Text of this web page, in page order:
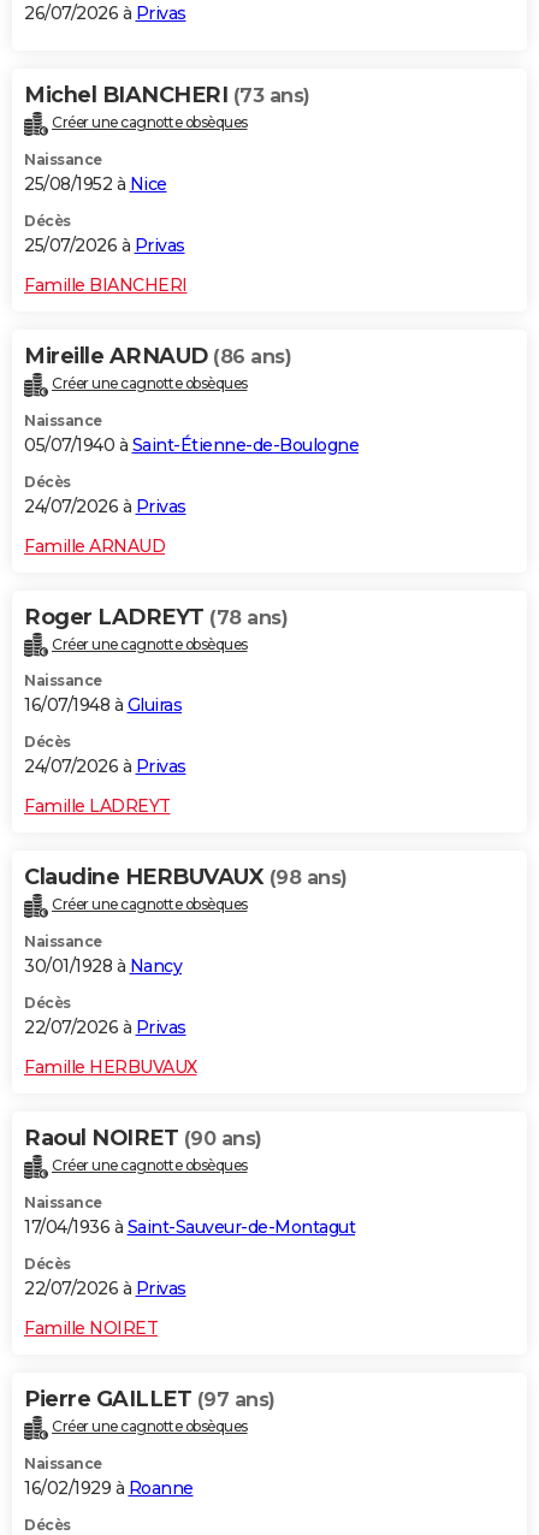
S'inscrire
Se connecter
Lycées
Collèges
Primaires
Universités
Entreprises
Service militaire
Avis de recherche
AVIS DE DÉCÈS
Bricolage
Lifestyle
Culture
Sport
Auto
Television
Voyage
Cinema
26/07/2026 à Privas
Michel BIANCHERI (73 ans)
Créer une cagnotte obsèques
Naissance
25/08/1952 à Nice
Décès
25/07/2026 à Privas
Famille BIANCHERI
Mireille ARNAUD (86 ans)
Créer une cagnotte obsèques
Naissance
05/07/1940 à Saint-Étienne-de-Boulogne
Décès
24/07/2026 à Privas
Famille ARNAUD
Roger LADREYT (78 ans)
Créer une cagnotte obsèques
Naissance
16/07/1948 à Gluiras
Décès
24/07/2026 à Privas
Famille LADREYT
Claudine HERBUVAUX (98 ans)
Créer une cagnotte obsèques
Naissance
30/01/1928 à Nancy
Décès
22/07/2026 à Privas
Famille HERBUVAUX
Raoul NOIRET (90 ans)
Créer une cagnotte obsèques
Naissance
17/04/1936 à Saint-Sauveur-de-Montagut
Décès
22/07/2026 à Privas
Famille NOIRET
Pierre GAILLET (97 ans)
Créer une cagnotte obsèques
Naissance
16/02/1929 à Roanne
Décès